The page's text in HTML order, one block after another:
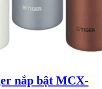
nắp bật MCX-